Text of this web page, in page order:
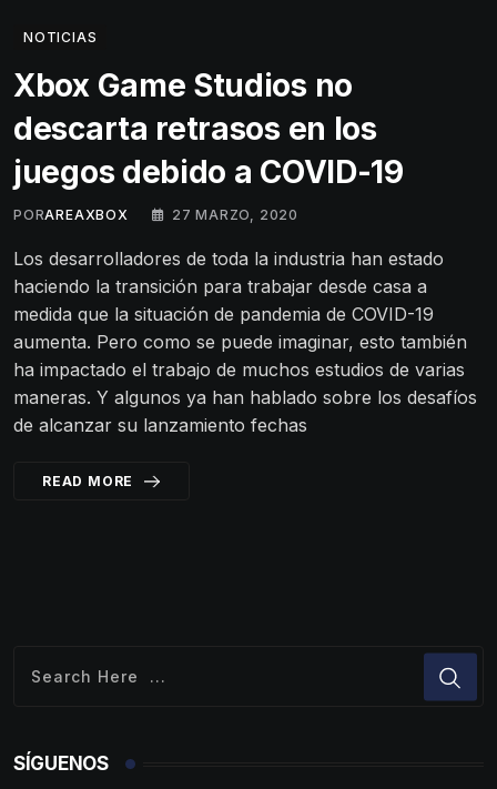
NOTICIAS
Xbox Game Studios no
descarta retrasos en los
juegos debido a COVID-19
PORAREAXBOX 27 MARZO, 2020
Los desarrolladores de toda la industria han estado
haciendo la transición para trabajar desde casa a
medida que la situación de pandemia de COVID-19
aumenta. Pero como se puede imaginar, esto también
ha impactado el trabajo de muchos estudios de varias
maneras. Y algunos ya han hablado sobre los desafíos
de alcanzar su lanzamiento fechas
READ MORE
SÍGUENOS